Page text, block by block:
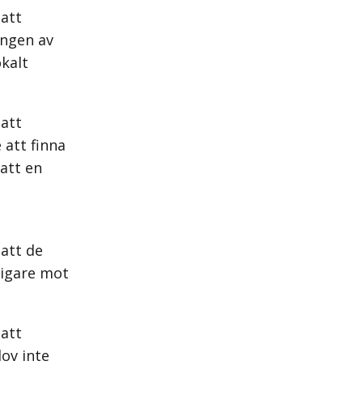
av
att finna
en
de
mot
inte